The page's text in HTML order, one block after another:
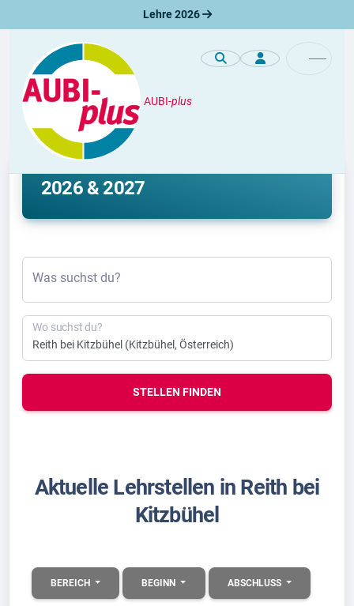
Lehre 2026
AUBI-plus
Lehre
Lehrstelle Reith bei Kitzbühel
2026 & 2027
Was suchst du?
Wo suchst du?
STELLEN FINDEN
Aktuelle Lehrstellen in Reith bei
Kitzbühel
BEREICH BEGINN ABSCHLUSS